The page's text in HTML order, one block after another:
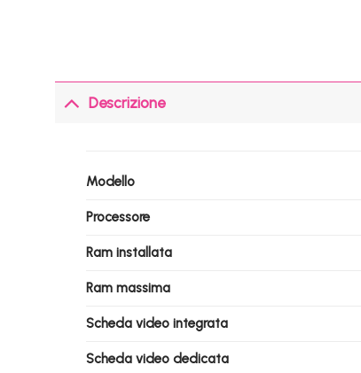
Descrizione
Modello
Processore
Ram installata
Ram massima
Scheda video integrata
Scheda video dedicata